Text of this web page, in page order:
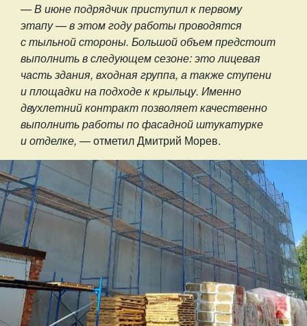
— В июне подрядчик приступил к первому
этапу — в этом году работы проводятся
с тыльной стороны. Большой объем предстоит
выполнить в следующем сезоне: это лицевая
часть здания, входная группа, а также ступени
и площадки на подходе к крыльцу. Именно
двухлетний контракт позволяет качественно
выполнить работы по фасадной штукатурке
и отделке, — отметил Дмитрий Морев.